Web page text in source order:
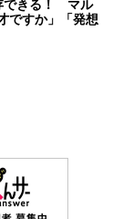
できる！ マル
ですか」「発想